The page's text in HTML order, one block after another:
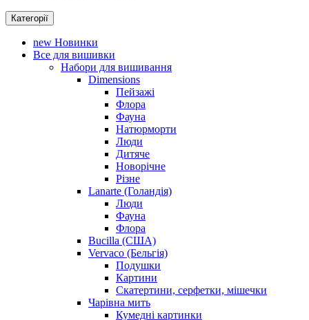
Категорії
new Новинки
Все для вишивки
Набори для вишивання
Dimensions
Пейзажі
Флора
Фауна
Натюрморти
Люди
Дитяче
Новорічне
Різне
Lanarte (Голандія)
Люди
Фауна
Флора
Bucilla (США)
Vervaco (Бельгія)
Подушки
Картини
Скатертини, серфетки, мішечки
Чарiвна мить
Кумедні картинки